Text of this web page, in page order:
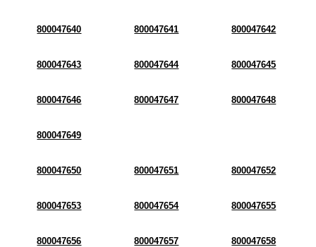
800047640 800047641 800047642
800047643 800047644 800047645
800047646 800047647 800047648
800047649
800047650 800047651 800047652
800047653 800047654 800047655
800047656 800047657 800047658